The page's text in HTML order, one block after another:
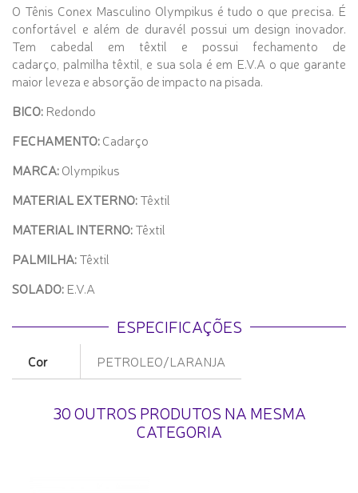
O Tênis Conex Masculino Olympikus é tudo o que precisa. É
confortável e além de duravél possui um design inovador.
Tem cabedal em têxtil e possui fechamento de
cadarço, palmilha têxtil, e sua sola é em E.V.A o que garante
maior leveza e absorção de impacto na pisada.
BICO: Redondo
FECHAMENTO:Cadarço
MARCA:Olympikus
MATERIAL EXTERNO:Têxtil
MATERIAL INTERNO:Têxtil
PALMILHA:Têxtil
SOLADO: E.V.A
ESPECIFICAÇÕES
Cor PETROLEO/LARANJA
30 OUTROS PRODUTOS NA MESMA
CATEGORIA